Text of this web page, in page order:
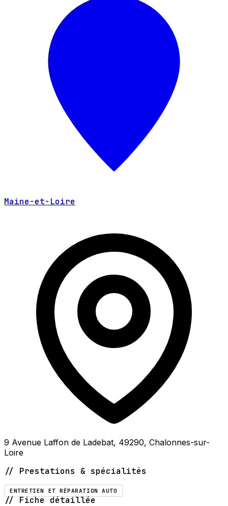
Maine-et-Loire
9 Avenue Laffon de Ladebat, 49290, Chalonnes-sur-
Loire
// Prestations & spécialités
ENTRETIEN ET RÉPARATION AUTO
// Fiche détaillée